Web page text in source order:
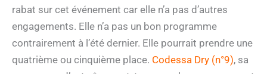
rabat sur cet événement car elle n’a pas d’autres
engagements. Elle n’a pas un bon programme
contrairement à l’été dernier. Elle pourrait prendre une
quatrième ou cinquième place. Codessa Dry (n°9), sa